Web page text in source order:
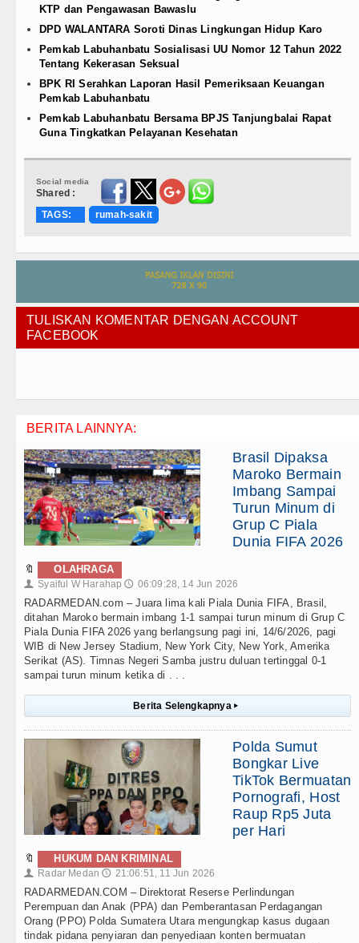
KTP dan Pengawasan Bawaslu
DPD WALANTARA Soroti Dinas Lingkungan Hidup Karo
Pemkab Labuhanbatu Sosialisasi UU Nomor 12 Tahun 2022
Tentang Kekerasan Seksual
BPK RI Serahkan Laporan Hasil Pemeriksaan Keuangan
Pemkab Labuhanbatu
Pemkab Labuhanbatu Bersama BPJS Tanjungbalai Rapat
Guna Tingkatkan Pelayanan Kesehatan
Social media
Shared :
TAGS:
rumah-sakit
TULISKAN KOMENTAR DENGAN ACCOUNT
FACEBOOK
BERITA LAINNYA:
Brasil Dipaksa
Maroko Bermain
Imbang Sampai
Turun Minum di
Grup C Piala
Dunia FIFA 2026
🔖 OLAHRAGA
👤 Syaiful W Harahap 🕔 06:09:28, 14 Jun 2026
RADARMEDAN.com – Juara lima kali Piala Dunia FIFA, Brasil,
ditahan Maroko bermain imbang 1-1 sampai turun minum di Grup C
Piala Dunia FIFA 2026 yang berlangsung pagi ini, 14/6/2026, pagi
WIB di New Jersey Stadium, New York City, New York, Amerika
Serikat (AS). Timnas Negeri Samba justru duluan tertinggal 0-1
sampai turun minum ketika di . . .
Berita Selengkapnya ▸
Polda Sumut
Bongkar Live
TikTok Bermuatan
Pornografi, Host
Raup Rp5 Juta
per Hari
🔖 HUKUM DAN KRIMINAL
👤 Radar Medan 🕔 21:06:51, 11 Jun 2026
RADARMEDAN.COM – Direktorat Reserse Perlindungan
Perempuan dan Anak (PPA) dan Pemberantasan Perdagangan
Orang (PPO) Polda Sumatera Utara mengungkap kasus dugaan
tindak pidana penyiaran dan penyediaan konten bermuatan